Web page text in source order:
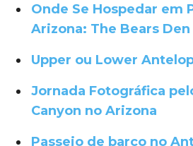
Onde Se Hospedar em
Arizona: The Bears Den
Upper ou Lower
Jornada Fotográfica
Canyon no Arizona
Passeio de barco no